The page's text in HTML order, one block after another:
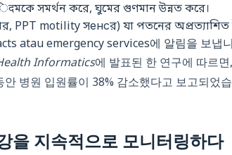
সমর্থন করে, ঘুমের গুণমান উন্নত করে।
PPT motility সенсর) যা পতনের অপ্রত্যাশিত
atau emergency services에 알림을 보냅
Informatics에 발표된 한 연구에 따르
병원 입원률이 38% 감소했다고 보고되었
을 지속적으로 모니터링하다